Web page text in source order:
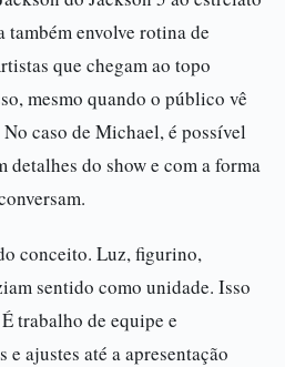
também envolve rotina de
que chegam ao topo
mesmo quando o público vê
caso de Michael, é possível
detalhes do show e com a forma
conceito. Luz, figurino,
sentido como unidade. Isso
trabalho de equipe e
ajustes até a apresentação